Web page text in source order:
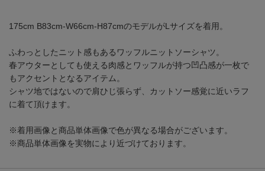
175cm B83cm-W66cm-H87cmのモデルがLサイズを着用。
ふわっとしたニット感もあるワッフルニットソーシャツ。
春アウターとしても使える肉感とワッフルが持つ凹凸感が一枚で
もアクセントとなるアイテム。
シャツ地ではないので肩ひじ張らず、カットソー感覚に近いラフ
に着て頂けます。
※着用画像と商品単体画像で色が異なる場合がございます。
※商品単体画像を実物により近づけております。